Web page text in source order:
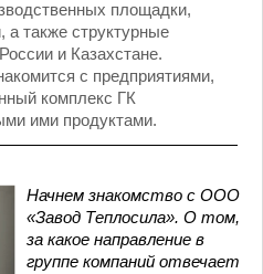
площадки,
также структурные
и Казахстане.
с предприятиями,
комплекс ГК
ими продуктами.
Начнем знакомство с ООО
«Завод Теплосила». О том,
за какое направление в
группе компаний отвечает